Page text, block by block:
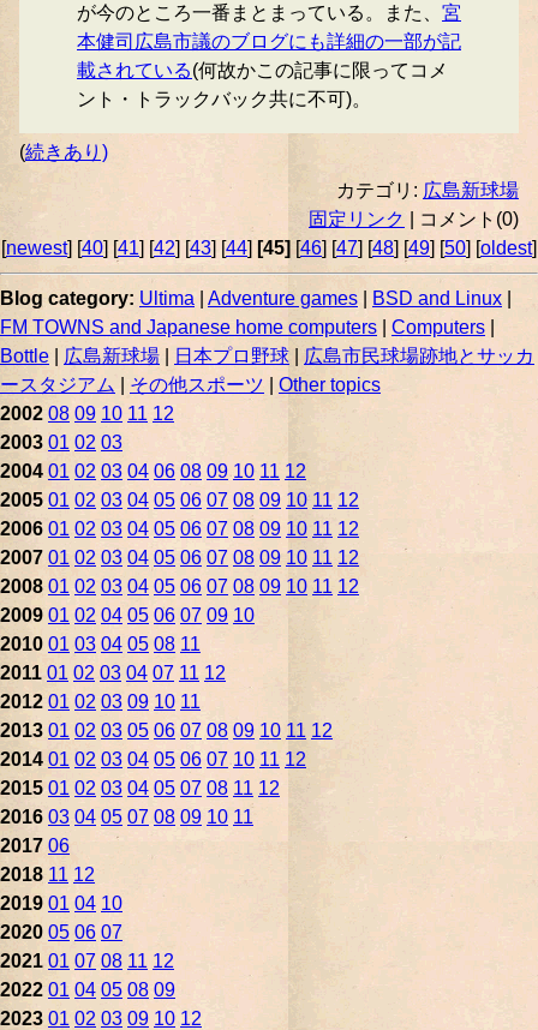
が今のところ一番まとまっている。また、 宮
本健司広島市議のブログにも詳細の一部が記
載されている(何故かこの記事に限ってコメ
ント・トラックバック共に不可)。
(続きあり)
カテゴリ: 広島新球場
固定リンク
| コメント(0)
[newest] [40] [41] [42] [43] [44] [45] [46] [47] [48] [49] [50] [oldest]
Blog category: Ultima Adventure games BSD and Linux
FM TOWNS and Japanese home computers
Computers
Bottle
広島新球場 日本プロ野球
広島市民球場跡地とサッカ
ースタジアム
その他スポーツ
Other topics
2002 08 09 10 11 12
2003 01 02 03
2004 01 02 03 04 06 08 09 10 11 12
2005 01 02 03 04 05 06 07 08 09 10 11 12
2006 01 02 03 04 05 06 07 08 09 10 11 12
2007 01 02 03 04 05 06 07 08 09 10 11 12
2008 01 02 03 04 05 06 07 08 09 10 11 12
2009 01 02 04 05 06 07 09 10
2010 01 03 04 05 08 11
2011 01 02 03 04 07 11 12
2012 01 02 03 09 10 11
2013 01 02 03 05 06 07 08 09 10 11 12
2014 01 02 03 04 05 06 07 10 11 12
2015 01 02 03 04 05 07 08 11 12
2016 03 04 05 07 08 09 10 11
2017 06
2018 11 12
2019 01 04 10
2020 05 06 07
2021 01 07 08 11 12
2022 01 04 05 08 09
2023 01 02 03 09 10 12